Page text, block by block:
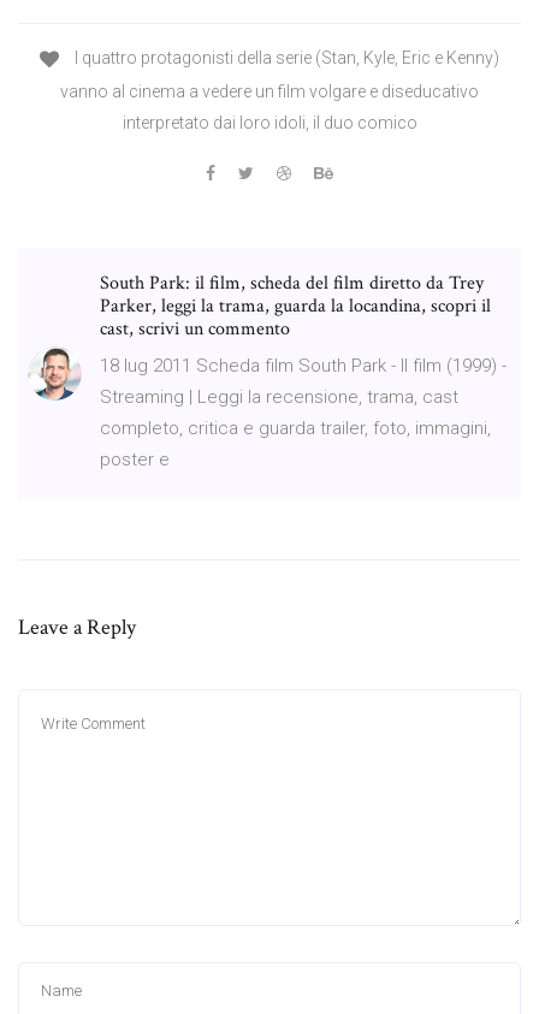
I quattro protagonisti della serie (Stan, Kyle, Eric e Kenny)
vanno al cinema a vedere un film volgare e diseducativo
interpretato dai loro idoli, il duo comico
South Park: il film, scheda del film diretto da Trey
Parker, leggi la trama, guarda la locandina, scopri il
cast, scrivi un commento
18 lug 2011 Scheda film South Park - Il film (1999) -
Streaming | Leggi la recensione, trama, cast
completo, critica e guarda trailer, foto, immagini,
poster e
Leave a Reply